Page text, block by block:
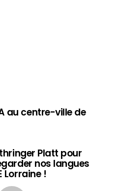
au centre-ville de
Platt pour
nos langues
Lorraine !